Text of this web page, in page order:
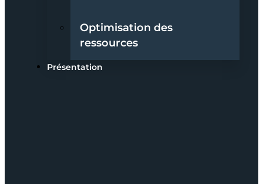
Optimisation des
ressources
Présentation